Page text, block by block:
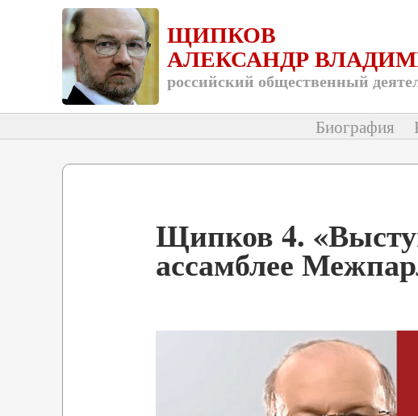
ЩИПКОВ
АЛЕКСАНДР
российский общественный
Биография
Щипков 4.
ассамблее